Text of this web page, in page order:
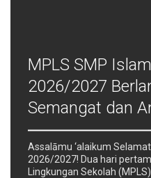
MPLS SMP
2026/2027
Semangat dan
Assalāmu ‘alaikum
2026/2027! Dua hari
Lingkungan Sekolah